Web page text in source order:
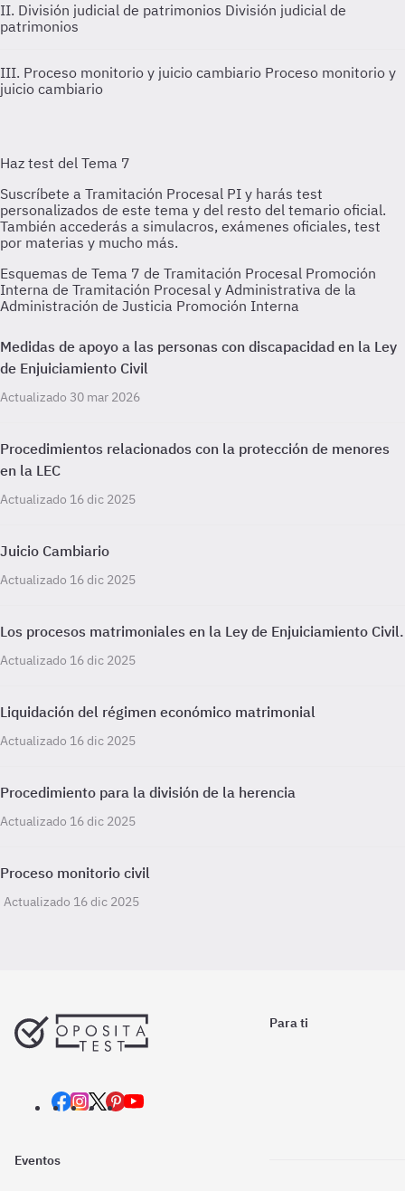
II. División judicial de patrimonios División judicial de
patrimonios
III. Proceso monitorio y juicio cambiario Proceso monitorio y
juicio cambiario
Esquemas de Tema 7 de Tramitación Procesal Promoción
Interna de Tramitación Procesal y Administrativa de la
Administración de Justicia Promoción Interna
Medidas de apoyo a las personas con discapacidad en la Ley
de Enjuiciamiento Civil
Actualizado 30 mar 2026
Procedimientos relacionados con la protección de menores
en la LEC
Actualizado 16 dic 2025
Juicio Cambiario
Actualizado 16 dic 2025
Los procesos matrimoniales en la Ley de Enjuiciamiento Civil.
Actualizado 16 dic 2025
Liquidación del régimen económico matrimonial
Actualizado 16 dic 2025
Procedimiento para la división de la herencia
Actualizado 16 dic 2025
Proceso monitorio civil
Actualizado 16 dic 2025
Para ti
Eventos